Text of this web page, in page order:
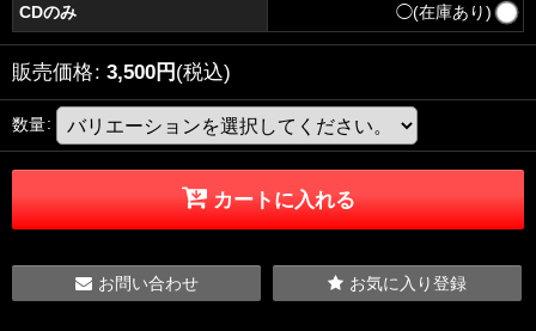
CDのみ ◯(在庫あり)
販売価格: 3,500円(税込)
数量:
カートに入れる
お問い合わせ お気に入り登録